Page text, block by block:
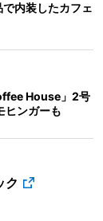
内装したカフェ
House」2号
ヒンガーも
ク